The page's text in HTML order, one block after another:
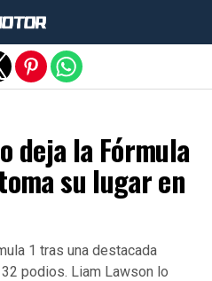
deja la Fórmula
su lugar en
1 tras una destacada
podios. Liam Lawson lo
versión móvil